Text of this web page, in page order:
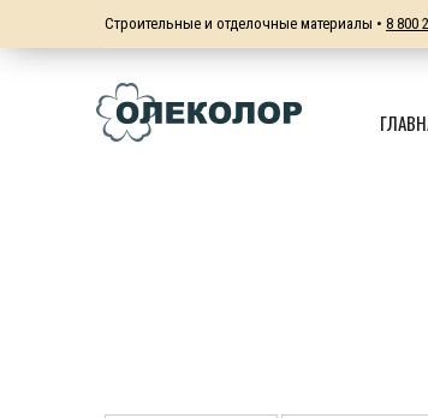
Строительные и отделочные материалы • 8 800